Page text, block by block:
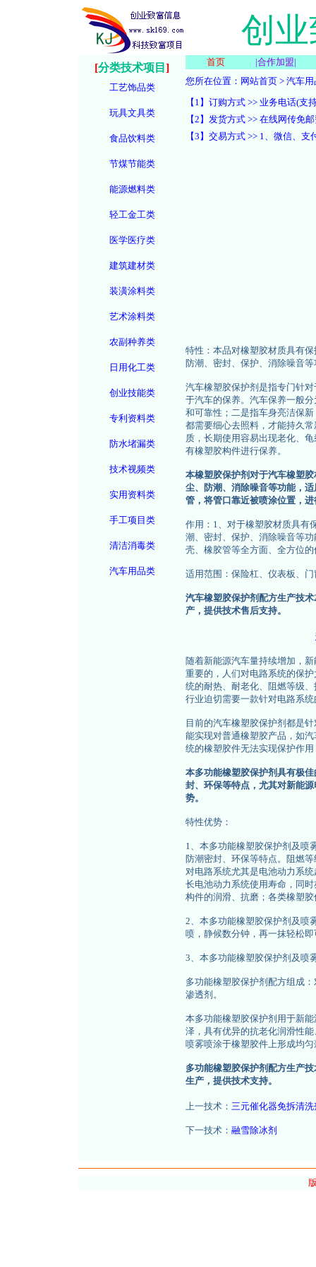
创
[分类技术项目 ]
工艺饰品类
玩具文具类
食品饮料类
节煤节能类
能源燃料类
轻工金工类
医学医疗类
建筑建材类
装潢涂料类
艺术涂料类
农副种养类
日用化工类
创业技能类
专利资料类
防水堵漏类
技术视频类
实用资料类
手工项目类
清洁消毒类
汽车用品类
首页 |合作加盟|
您所在位置： 网站首页 > 汽车用
【1】订购方式 >> 业务电话(支
【2】发货方式 >> 在线网传免
【3】交易方式 >> 1、微信、
特性：本品对橡塑胶材质具有
防潮、密封、保护、消除噪音
汽车橡塑胶保护剂是指专门针
于汽车的保养。汽车保养一般
和可靠性；二是指车身亮洁保
都需要细心去照料，才能持久
质，长期使用容易出现老化、
有橡塑胶构件进行保养。
本橡塑胶保护剂对于汽车橡塑
尘、防潮、消除噪音等功能，
管，将管口靠近被喷涂位置，
作用：1、对于橡塑胶材质具有
潮、密封、保护、消除噪音等
壳、橡胶管等全方面、全方位的
适用范围：保险杠、仪表板、
汽车橡塑胶保护剂配方生产技
产，提供技术售后支持。
随着新能源汽车量持续增加，
重要的，人们对电路系统的保
统的耐热、耐老化、阻燃等级
行业迫切需要一款针对电路系
目前的汽车橡塑胶保护剂都是
能实现对普通橡塑胶产品，如
统的橡塑胶件无法实现保护作
本多功能橡塑胶保护剂具有极
封、环保等特点，尤其对新能
势。
特性优势：
1、本多功能橡塑胶保护剂及喷
防潮密封、环保等特点。阻燃
对电路系统尤其是电池动力系
长电池动力系统使用寿命，同
构件的润滑、抗磨；各类橡塑
2、本多功能橡塑胶保护剂及喷
喷，静候数分钟，再一抹轻松
3、本多功能橡塑胶保护剂及喷
多功能橡塑胶保护剂配方组成
渗透剂。
本多功能橡塑胶保护剂用于新
泽，具有优异的抗老化润滑性
喷雾喷涂于橡塑胶件上形成均
多功能橡塑胶保护剂配方生产
生产，提供技术支持。
上一技术： 三元催化器免拆清洗
下一技术： 融雪除冰剂